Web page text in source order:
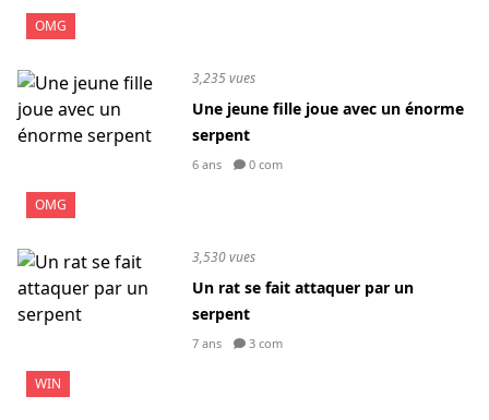
OMG
OMG
3,235 vues
Une jeune fille joue avec un énorme
serpent
6 ans 0 com
WIN
3,530 vues
Un rat se fait attaquer par un
serpent
7 ans 3 com